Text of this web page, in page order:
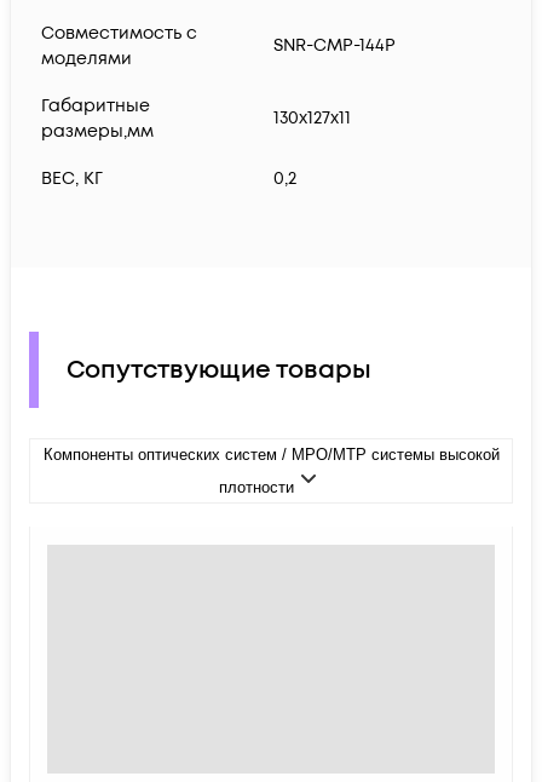
Совместимость с
моделями
SNR-CMP-144P
Габаритные
размеры,мм
130х127х11
ВЕС, КГ 0,2
Сопутствующие товары
Компоненты оптических систем / MPO/MTP системы высокой
плотности